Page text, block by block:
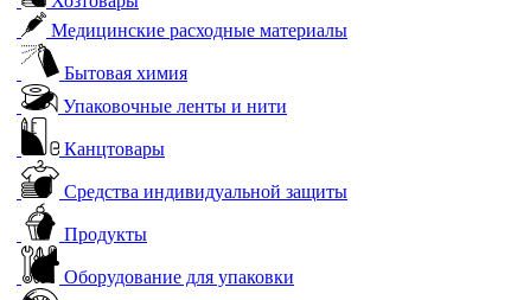
Медицинские расходные материалы
Бытовая химия
Упаковочные ленты и нити
Канцтовары
Средства индивидуальной защиты
Продукты
Оборудование для упаковки